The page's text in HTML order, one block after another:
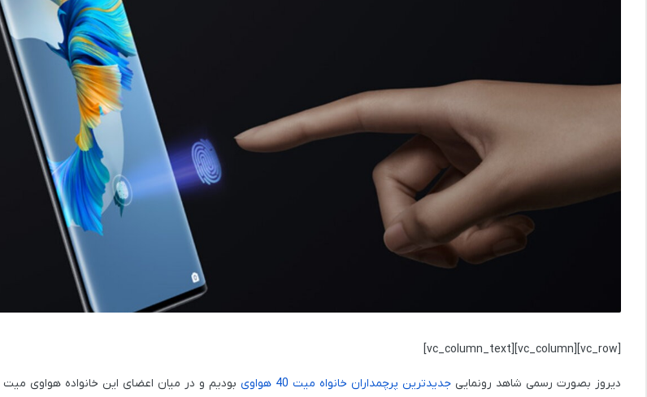
[vc_row][vc_column][vc_column_text]
دیروز بصورت رسمی شاهد رونمایی جدیدترین پرچمداران خانواه میت 40 هواوی